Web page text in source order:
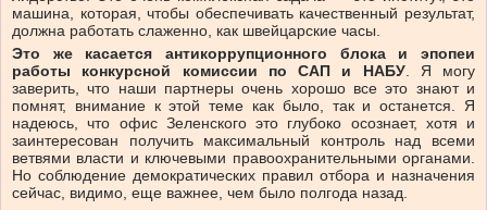
машина, которая, чтобы обеспечивать качественный результат,
должна работать слаженно, как швейцарские часы.
Это же касается антикоррупционного блока и эпопеи
работы конкурсной комиссии по САП и НАБУ. Я могу
заверить, что наши партнеры очень хорошо все это знают и
помнят, внимание к этой теме как было, так и останется. Я
надеюсь, что офис Зеленского это глубоко осознает, хотя и
заинтересован получить максимальный контроль над всеми
ветвями власти и ключевыми правоохранительными органами.
Но соблюдение демократических правил отбора и назначения
сейчас, видимо, еще важнее, чем было полгода назад.